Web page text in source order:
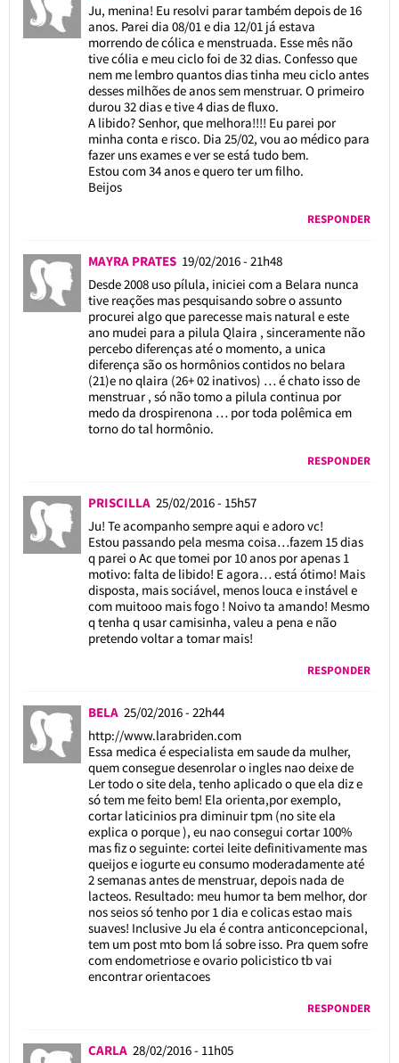
Ju, menina! Eu resolvi parar também depois de 16
anos. Parei dia 08/01 e dia 12/01 já estava
morrendo de cólica e menstruada. Esse mês não
tive cólia e meu ciclo foi de 32 dias. Confesso que
nem me lembro quantos dias tinha meu ciclo antes
desses milhões de anos sem menstruar. O primeiro
durou 32 dias e tive 4 dias de fluxo.
A libido? Senhor, que melhora!!!! Eu parei por
minha conta e risco. Dia 25/02, vou ao médico para
fazer uns exames e ver se está tudo bem.
Estou com 34 anos e quero ter um filho.
Beijos
RESPONDER
MAYRA PRATES 19/02/2016 - 21h48
Desde 2008 uso pílula, iniciei com a Belara nunca
tive reações mas pesquisando sobre o assunto
procurei algo que parecesse mais natural e este
ano mudei para a pilula Qlaira , sinceramente não
percebo diferenças até o momento, a unica
diferença são os hormônios contidos no belara
(21)e no qlaira (26+ 02 inativos) … é chato isso de
menstruar , só não tomo a pilula continua por
medo da drospirenona … por toda polêmica em
torno do tal hormônio.
RESPONDER
PRISCILLA 25/02/2016 - 15h57
Ju! Te acompanho sempre aqui e adoro vc!
Estou passando pela mesma coisa…fazem 15 dias
q parei o Ac que tomei por 10 anos por apenas 1
motivo: falta de libido! E agora… está ótimo! Mais
disposta, mais sociável, menos louca e instável e
com muitooo mais fogo ! Noivo ta amando! Mesmo
q tenha q usar camisinha, valeu a pena e não
pretendo voltar a tomar mais!
RESPONDER
BELA 25/02/2016 - 22h44
http://www.larabriden.com
Essa medica é especialista em saude da mulher,
quem consegue desenrolar o ingles nao deixe de
Ler todo o site dela, tenho aplicado o que ela diz e
só tem me feito bem! Ela orienta,por exemplo,
cortar laticinios pra diminuir tpm (no site ela
explica o porque ), eu nao consegui cortar 100%
mas fiz o seguinte: cortei leite definitivamente mas
queijos e iogurte eu consumo moderadamente até
2 semanas antes de menstruar, depois nada de
lacteos. Resultado: meu humor ta bem melhor, dor
nos seios só tenho por 1 dia e colicas estao mais
suaves! Inclusive Ju ela é contra anticoncepcional,
tem um post mto bom lá sobre isso. Pra quem sofre
com endometriose e ovario policistico tb vai
encontrar orientacoes
RESPONDER
CARLA 28/02/2016 - 11h05